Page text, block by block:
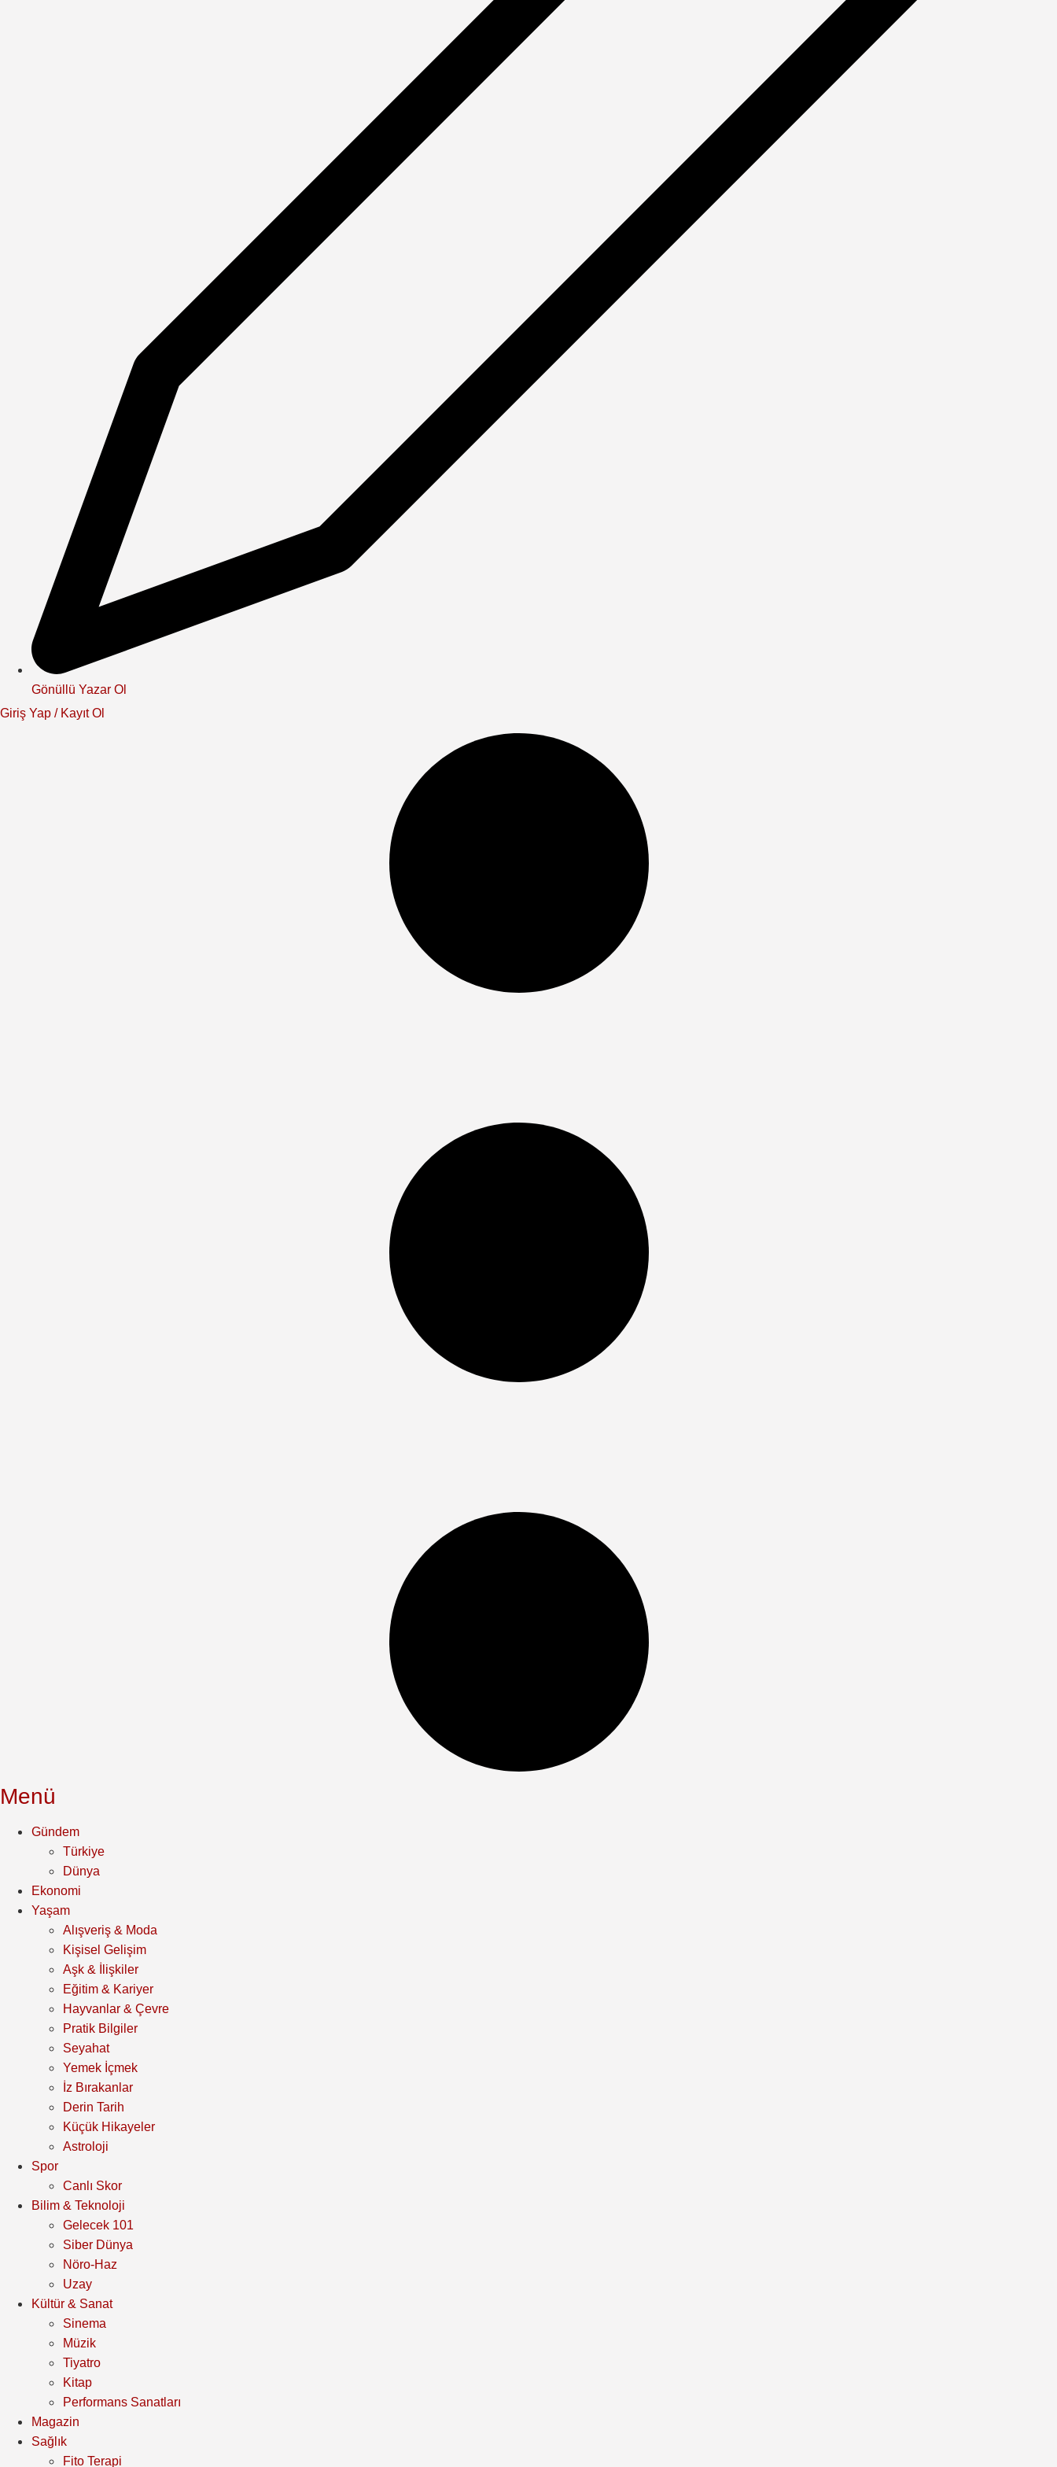
Gönüllü Yazar Ol
Giriş Yap / Kayıt Ol
Menü
Gündem
Türkiye
Dünya
Ekonomi
Yaşam
Alışveriş & Moda
Kişisel Gelişim
Aşk & İlişkiler
Eğitim & Kariyer
Hayvanlar & Çevre
Pratik Bilgiler
Seyahat
Yemek İçmek
İz Bırakanlar
Derin Tarih
Küçük Hikayeler
Astroloji
Spor
Canlı Skor
Bilim & Teknoloji
Gelecek 101
Siber Dünya
Nöro-Haz
Uzay
Kültür & Sanat
Sinema
Müzik
Tiyatro
Kitap
Performans Sanatları
Magazin
Sağlık
Fito Terapi